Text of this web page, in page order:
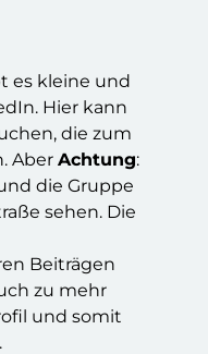
es kleine und
Hier kann
die zum
Aber Achtung:
die Gruppe
sehen. Die
Beiträgen
zu mehr
und somit